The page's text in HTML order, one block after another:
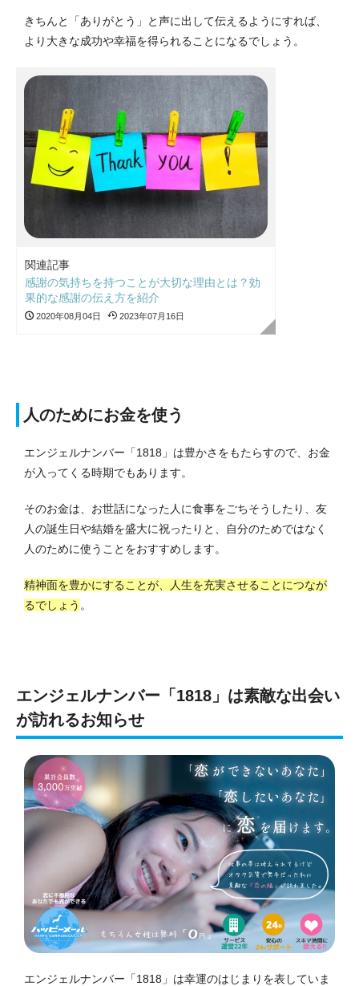
きちんと「ありがとう」と声に出して伝えるようにすれば、
より大きな成功や幸福を得られることになるでしょう。
関連記事
感謝の気持ちを持つことが大切な理由とは？効
果的な感謝の伝え方を紹介
2020年08月04日 2023年07月16日
人のためにお金を使う
エンジェルナンバー「1818」は豊かさをもたらすので、お金
が入ってくる時期でもあります。
そのお金は、お世話になった人に食事をごちそうしたり、友
人の誕生日や結婚を盛大に祝ったりと、自分のためではなく
人のために使うことをおすすめします。
精神面を豊かにすることが、人生を充実させることにつなが
るでしょう 。
エンジェルナンバー「1818」は素敵な出会い
が訪れるお知らせ
エンジェルナンバー「1818」は幸運のはじまりを表していま